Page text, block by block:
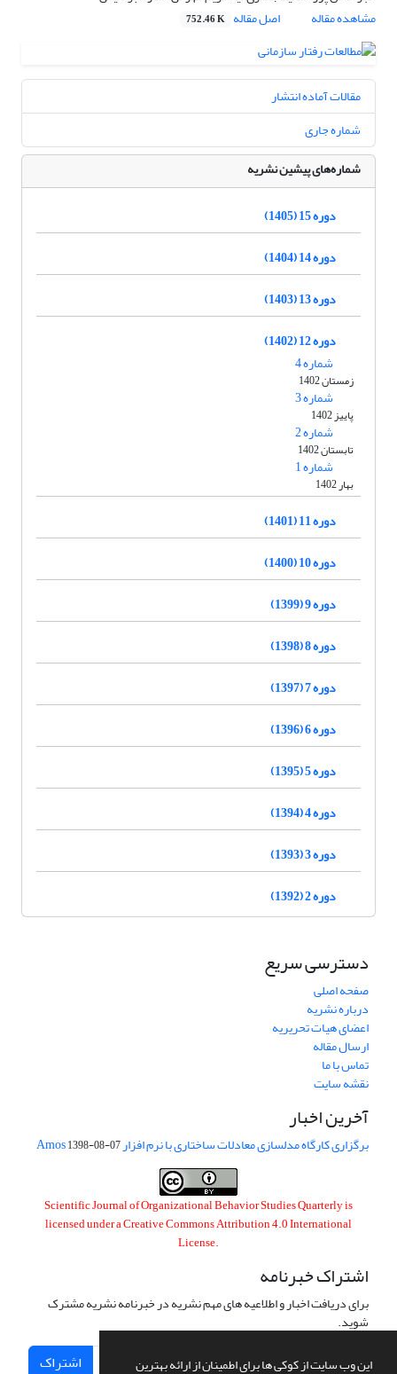
این وب سایت از کوکی ها برای اطمینان از ارائه بهترین
مشاهده مقاله
اصل مقاله 752.46 K
مقالات آماده انتشار
شماره جاری
شماره‌های پیشین نشریه
دوره 15 (1405)
دوره 14 (1404)
دوره 13 (1403)
دوره 12 (1402)
شماره 4
زمستان 1402
شماره 3
پاییز 1402
شماره 2
تابستان 1402
شماره 1
بهار 1402
دوره 11 (1401)
دوره 10 (1400)
دوره 9 (1399)
دوره 8 (1398)
دوره 7 (1397)
دوره 6 (1396)
دوره 5 (1395)
دوره 4 (1394)
دوره 3 (1393)
دوره 2 (1392)
دسترسی سریع
صفحه اصلی
درباره نشریه
اعضای هیات تحریریه
ارسال مقاله
تماس با ما
نقشه سایت
آخرین اخبار
برگزاری کارگاه مدلسازی معادلات ساختاری با نرم افزار Amos1398-08-07
Scientific Journal of Organizational Behavior Studies Quarterly is
licensed under aCreative Commons Attribution 4.0 International
License.
اشتراک خبرنامه
برای دریافت اخبار و اطلاعیه های مهم نشریه در خبرنامه نشریه مشترک
شوید.
اشتراک